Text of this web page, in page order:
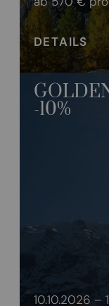
DETAILS
-10%
10.10.2026 –